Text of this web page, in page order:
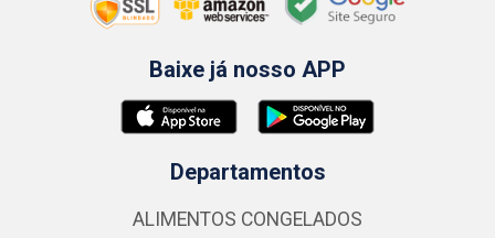
Baixe já nosso APP
Departamentos
ALIMENTOS CONGELADOS